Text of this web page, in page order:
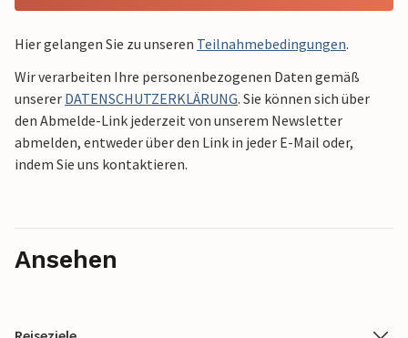
Hier gelangen Sie zu unseren Teilnahmebedingungen.
Wir verarbeiten Ihre personenbezogenen Daten gemäß
unserer DATENSCHUTZERKLÄRUNG. Sie können sich über
den Abmelde-Link jederzeit von unserem Newsletter
abmelden, entweder über den Link in jeder E-Mail oder,
indem Sie uns kontaktieren.
Ansehen